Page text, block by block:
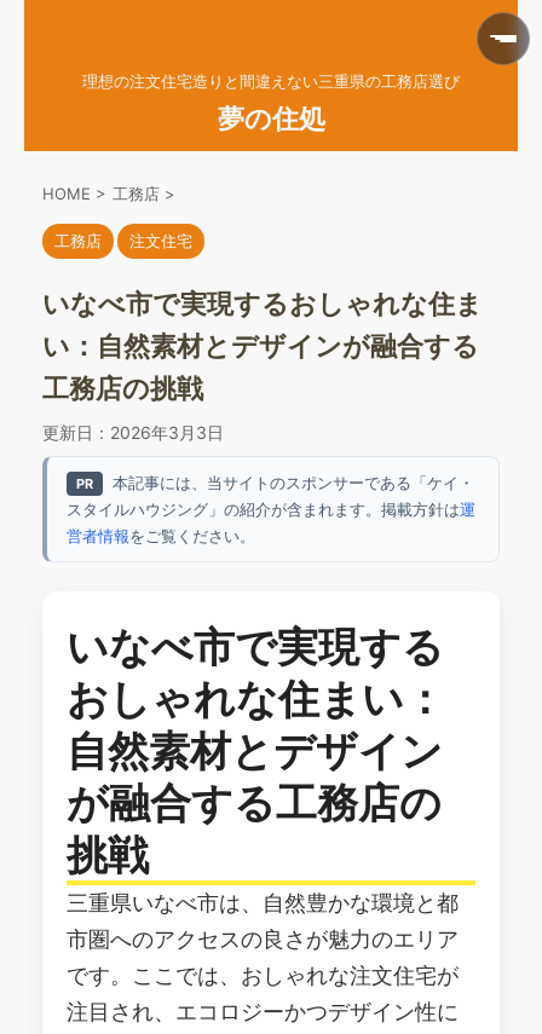
理想の注文住宅造りと間違えない三重県の工務店選び
夢の住処
HOME > 工務店 >
工務店 注文住宅
いなべ市で実現するおしゃれな住ま
い：自然素材とデザインが融合する
工務店の挑戦
更新日： 2026年3月3日
PR
本記事には、当サイトのスポンサーである「ケイ・
スタイルハウジング」の紹介が含まれます。掲載方針は運
営者情報をご覧ください。
いなべ市で実現する
おしゃれな住まい：
自然素材とデザイン
が融合する工務店の
挑戦
三重県いなべ市は、自然豊かな環境と都
市圏へのアクセスの良さが魅力のエリア
です。ここでは、おしゃれな注文住宅が
注目され、エコロジーかつデザイン性に